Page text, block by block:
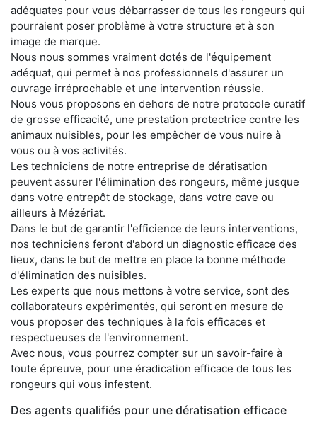
adéquates pour vous débarrasser de tous les rongeurs qui
pourraient poser problème à votre structure et à son
image de marque.
Nous nous sommes vraiment dotés de l'équipement
adéquat, qui permet à nos professionnels d'assurer un
ouvrage irréprochable et une intervention réussie.
Nous vous proposons en dehors de notre protocole curatif
de grosse efficacité, une prestation protectrice contre les
animaux nuisibles, pour les empêcher de vous nuire à
vous ou à vos activités.
Les techniciens de notre entreprise de dératisation
peuvent assurer l'élimination des rongeurs, même jusque
dans votre entrepôt de stockage, dans votre cave ou
ailleurs à Mézériat.
Dans le but de garantir l'efficience de leurs interventions,
nos techniciens feront d'abord un diagnostic efficace des
lieux, dans le but de mettre en place la bonne méthode
d'élimination des nuisibles.
Les experts que nous mettons à votre service, sont des
collaborateurs expérimentés, qui seront en mesure de
vous proposer des techniques à la fois efficaces et
respectueuses de l'environnement.
Avec nous, vous pourrez compter sur un savoir-faire à
toute épreuve, pour une éradication efficace de tous les
rongeurs qui vous infestent.
Des agents qualifiés pour une dératisation efficace